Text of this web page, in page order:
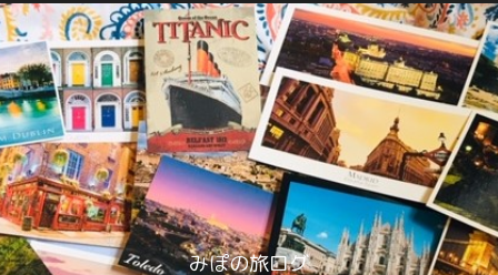
みぽの旅ログ